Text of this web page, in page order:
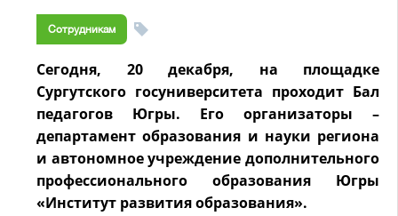
Сотрудникам
Сегодня, 20 декабря, на площадке
Сургутского госуниверситета проходит Бал
педагогов Югры. Его организаторы –
департамент образования и науки региона
и автономное учреждение дополнительного
профессионального образования Югры
«Институт развития образования».